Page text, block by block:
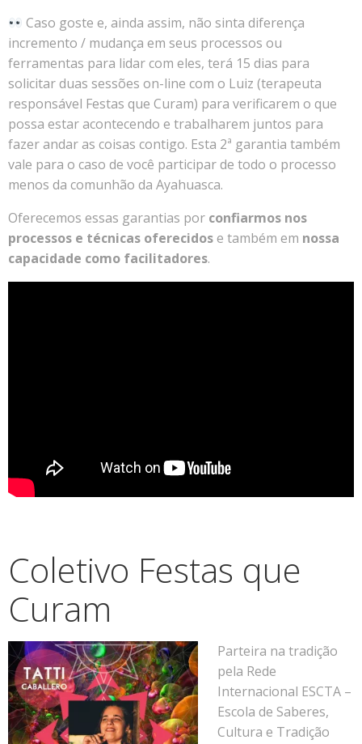
Caso goste e, ainda assim, não sinta diferença
incremento / mudança em seus processos ou
ferramentas para lidar com eles, terá 15 dias para
solicitar duas sessões on-line com o Luiz (terapeuta
responsável Festas que Curam) para verificarem o que
possa estar acontecendo e trabalharem juntos para
fazer andar as coisas contigo. Esta 2ª garantia também
vale para o caso de você participar de todo o processo
menos da comunhão da Ayahuasca.
Oferecemos essas garantias por confiarmos nos
processos e técnicas oferecidose também em nossa
capacidade como facilitadores.
Coletivo Festas que
Curam
Parteira na tradição
pela Rede
Internacional ESCTA –
Escola de Saberes,
Cultura e Tradição